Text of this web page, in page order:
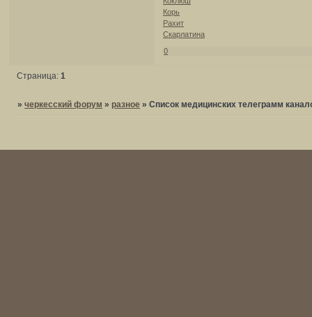
Корь
Рахит
Скарлатина
0
Страница: 1
»черкесский форум » разное »Список медицинских телеграмм